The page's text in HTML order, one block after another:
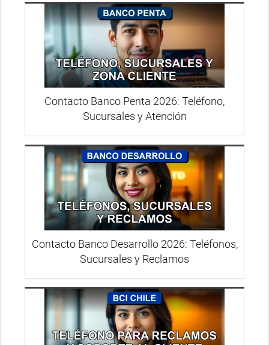
Contacto Banco Penta 2026: Teléfono,
Sucursales y Atención
Contacto Banco Desarrollo 2026: Teléfonos,
Sucursales y Reclamos